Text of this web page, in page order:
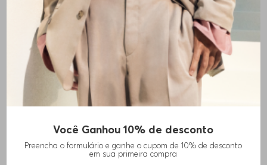
Você Ganhou 10% de desconto
Preencha o formulário e ganhe o cupom de 10% de desconto
em sua primeira compra
SHORTS DE BANHO COM ESTAMPADO DE
LOGO SOBREPOSTO